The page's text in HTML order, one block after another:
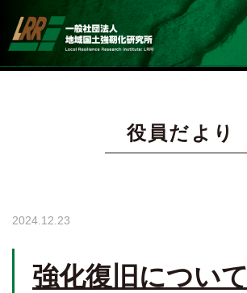
役員だより
2024.12.23
強化復旧について